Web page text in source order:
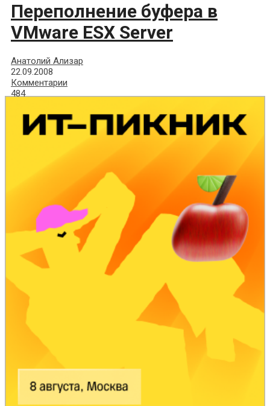
Переполнение буфера в
VMware ESX Server
Анатолий Ализар
22.09.2008
Комментарии
484